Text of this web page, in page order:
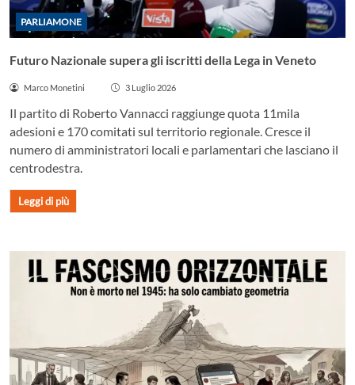
PARLIAMONE
Futuro Nazionale supera gli iscritti della Lega in Veneto
Marco Monetini 3 Luglio 2026
Il partito di Roberto Vannacci raggiunge quota 11mila
adesioni e 170 comitati sul territorio regionale. Cresce il
numero di amministratori locali e parlamentari che lasciano il
centrodestra.
Leggi di più